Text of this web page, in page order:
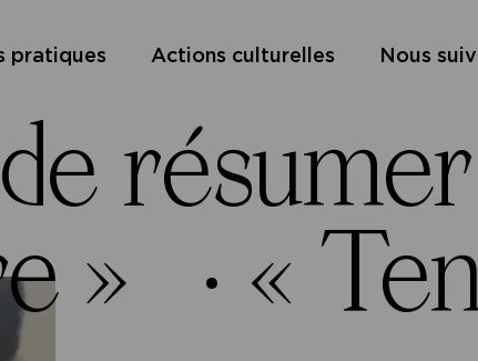
pratiques Actions culturelles Nous
résumer
» · «